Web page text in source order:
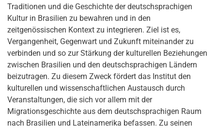
Traditionen und die Geschichte der deutschsprachigen
Kultur in Brasilien zu bewahren und in den
zeitgenössischen Kontext zu integrieren. Ziel ist es,
Vergangenheit, Gegenwart und Zukunft miteinander zu
verbinden und so zur Stärkung der kulturellen Beziehungen
zwischen Brasilien und den deutschsprachigen Ländern
beizutragen. Zu diesem Zweck fördert das Institut den
kulturellen und wissenschaftlichen Austausch durch
Veranstaltungen, die sich vor allem mit der
Migrationsgeschichte aus dem deutschsprachigen Raum
nach Brasilien und Lateinamerika befassen. Zu seinen